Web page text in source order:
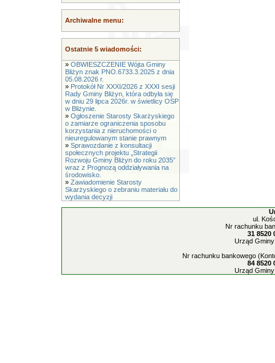
Archiwalne menu:
Ostatnie 5 wiadomości:
» OBWIESZCZENIE Wójta Gminy
Bliżyn znak PNO.6733.3.2025 z dnia
05.08.2026 r.
» Protokół Nr XXXI/2026 z XXXI sesji
Rady Gminy Bliżyn, która odbyła się
w dniu 29 lipca 2026r. w świetlicy OSP
w Bliżynie.
» Ogłoszenie Starosty Skarżyskiego
o zamiarze ograniczenia sposobu
korzystania z nieruchomości o
nieuregulowanym stanie prawnym
» Sprawozdanie z konsultacji
społecznych projektu „Strategii
Rozwoju Gminy Bliżyn do roku 2035”
wraz z Prognozą oddziaływania na
środowisko.
» Zawiadomienie Starosty
Skarżyskiego o zebraniu materiału do
wydania decyzji
ul.
Nr rachunku
31 8520
Urząd
Nr rachunku bankowego
84 8520
Urząd